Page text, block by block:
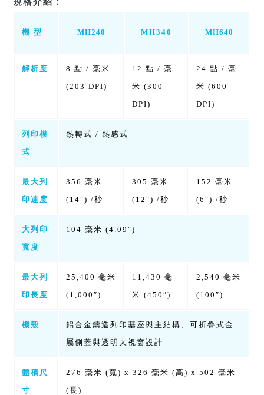
機 型 MH240 MH340 MH640
解析度
8 點 / 毫米
(203 DPI)
12 點 / 毫
米 (300
DPI)
24 點 / 毫
米 (600
DPI)
列印模
式
熱轉式 / 熱感式
最大列
印速度
356 毫米
(14″) /秒
305 毫米
(12″) /秒
152 毫米
(6″) /秒
大列印
寬度
104 毫米 (4.09″)
最大列
印長度
25,400 毫米
(1,000″)
11,430 毫
米 (450″)
2,540 毫米
(100″)
機殼
鋁合金鑄造列印基座與主結構、可折疊式金
屬側蓋與透明大視窗設計
體積尺
寸
276 毫米 (寬) x 326 毫米 (高) x 502 毫米
(長)